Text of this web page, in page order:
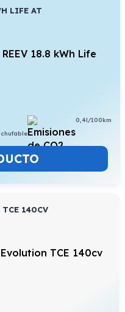
LIFE AT
0,4l/100km
TCE 140CV